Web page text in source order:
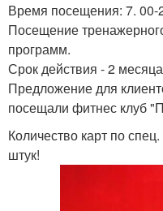
Время посещения: 7.
Посещение
программ.
Срок действия - 2
Предложение для
посещали фитнес клуб
Количество карт по
штук!